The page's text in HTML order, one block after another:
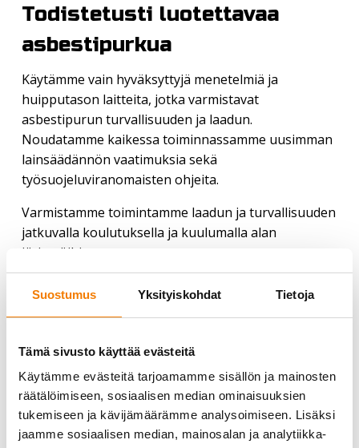
Suostumus Yksityiskohdat Tietoja
Tämä sivusto käyttää evästeitä
Käytämme evästeitä tarjoamamme sisällön ja mainosten
räätälöimiseen, sosiaalisen median ominaisuuksien
tukemiseen ja kävijämäärämme analysoimiseen. Lisäksi
jaamme sosiaalisen median, mainosalan ja analytiikka-
Todistetusti luotettavaa
asbestipurkua
Käytämme vain hyväksyttyjä menetelmiä ja
huipputason laitteita, jotka varmistavat
asbestipurun turvallisuuden ja laadun.
Noudatamme kaikessa toiminnassamme uusimman
lainsäädännön vaatimuksia sekä
työsuojeluviranomaisten ohjeita.
Varmistamme toimintamme laadun ja turvallisuuden
jatkuvalla koulutuksella ja kuulumalla alan
järjestöihin:
Asbestipurkutyölupa (AVI:n myöntämä)
ja ISO 45001:2018 työterveys- ja
Rakennusteollisuus RT:n jäsen
Suomen Asbesti- ja Pölysaneerausalan liiton (SAP
ry) jäsen